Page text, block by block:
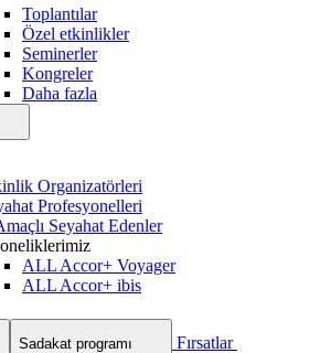
Toplantılar
Özel etkinlikler
Seminerler
Kongreler
Daha fazla
Organizatörleri
Profesyonelleri
Seyahat Edenler
ALL Accor+ Voyager
ALL Accor+ ibis
Sadakat programı
Fırsatlar